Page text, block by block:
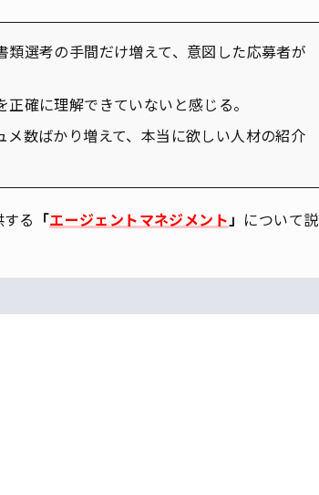
選考の手間だけ増えて、意図した応募者が
確に理解できていないと感じる。
数ばかり増えて、本当に欲しい人材の紹介
る 「エージェントマネジメント 」 について説